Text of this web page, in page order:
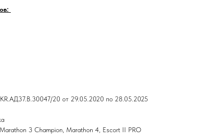
20 от 29.05.2020 по 28.05.2025
3 Champion, Marathon 4, Escort II PRO